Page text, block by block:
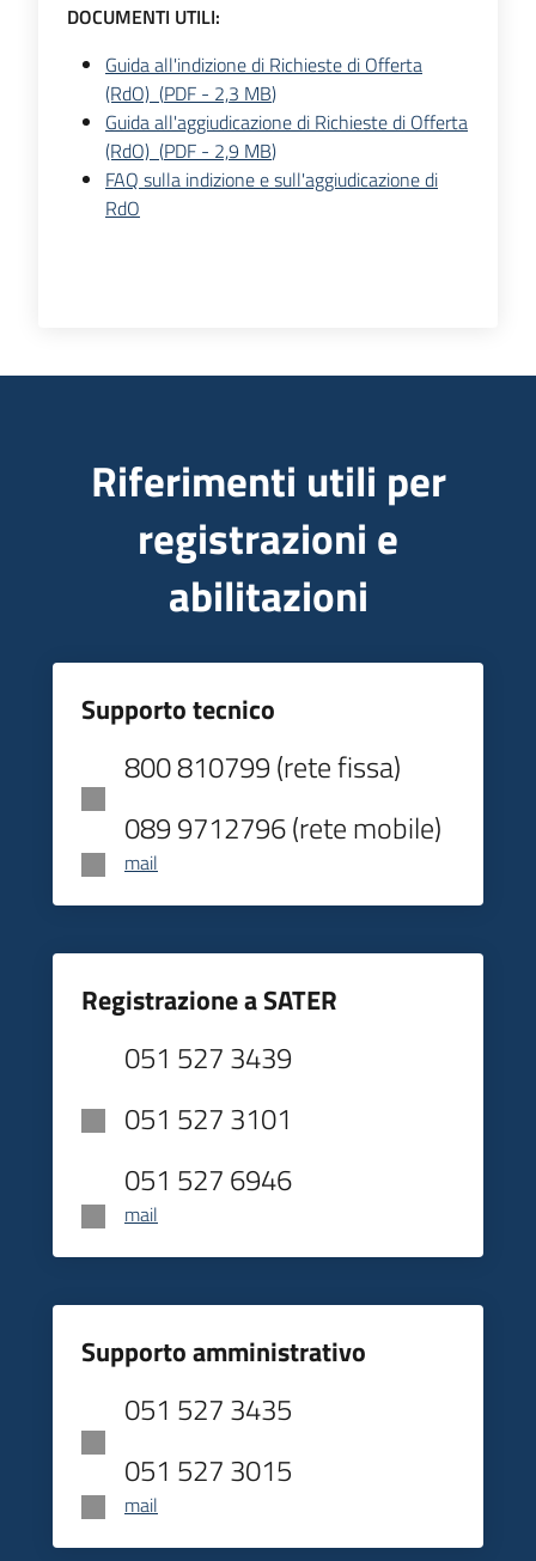
DOCUMENTI UTILI:
Guida all'indizione di Richieste di Offerta
(RdO) (PDF - 2,3 MB)
Guida all'aggiudicazione di Richieste di Offerta
(RdO) (PDF - 2,9 MB)
FAQ sulla indizione e sull'aggiudicazione di
RdO
Riferimenti utili per
registrazioni e
abilitazioni
Supporto tecnico
800 810799 (rete fissa)
089 9712796 (rete mobile)
mail
Registrazione a SATER
051 527 3439
051 527 3101
051 527 6946
mail
Supporto amministrativo
051 527 3435
051 527 3015
mail